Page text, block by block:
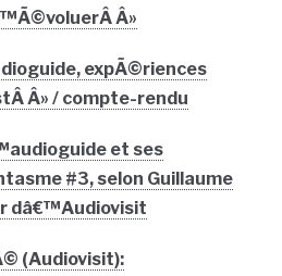
Â»
expÃ©riences
Â» / compte-rendu
et ses
#3, selon Guillaume
dâ€™Audiovisit
(Audiovisit):